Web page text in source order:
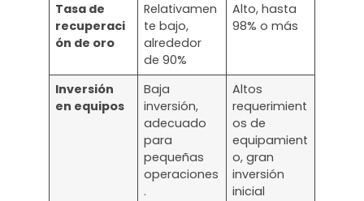
Tasa de
recuperaci
ón de oro
Relativamen
te bajo,
alrededor
de 90%
Alto, hasta
98% o más
Inversión
en equipos
Baja
inversión,
adecuado
para
pequeñas
operaciones
.
Altos
requerimient
os de
equipamient
o, gran
inversión
inicial